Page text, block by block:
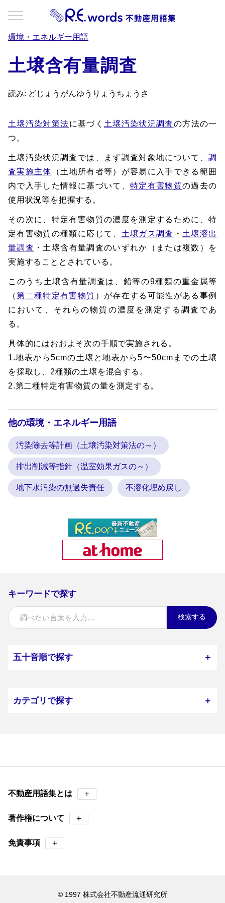
キーワードで探す
検索する
五十音順で探す ＋
カテゴリで探す ＋
環境・エネルギー用語
土壌含有量調査
読み: どじょうがんゆうりょうちょうさ
土壌汚染対策法に基づく 土壌汚染状況調査の方法の一
つ。
土壌汚染状況調査では、まず調査対象地について、調
査実施主体
（土地所有者等）が容易に入手できる範囲
内で入手した情報に基づいて、 特定有害物質の過去の
使用状況等を把握する。
その次に、特定有害物質の濃度を測定するために、特
定有害物質の種類に応じて、 土壌ガス調査 ・ 土壌溶出
量調査 ・土壌含有量調査のいずれか（または複数）を
実施することとされている。
このうち土壌含有量調査は、鉛等の9種類の重金属等
（第二種特定有害物質 ）が存在する可能性がある事例
において、それらの物質の濃度を測定する調査であ
る。
具体的にはおおよそ次の手順で実施される。
1.地表から5cmの土壌と地表から5〜50cmまでの土壌
を採取し、2種類の土壌を混合する。
2.第二種特定有害物質の量を測定する。
他の環境・エネルギー用語
汚染除去等計画（土壌汚染対策法の～）
排出削減等指針（温室効果ガスの～）
地下水汚染の無過失責任 不溶化埋め戻し
不動産用語集とは ＋
著作権について ＋
免責事項 ＋
© 1997 株式会社不動産流通研究所